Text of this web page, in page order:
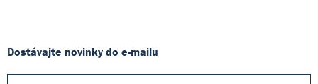
Dostávajte novinky do e-mailu